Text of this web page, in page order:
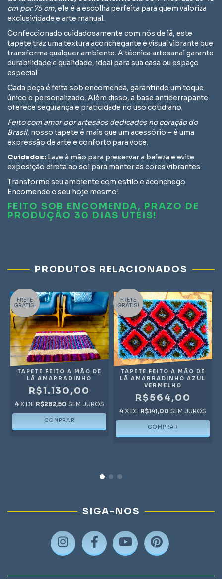
cm por 75 cm, ele é a escolha perfeita para quem valoriza
exclusividade e arte manual.
Confeccionado cuidadosamente com nós de lã, este
tapete traz uma textura aconchegante e visual vibrante que
transforma qualquer ambiente. A técnica artesanal garante
durabilidade e qualidade, ideal para sua casa ou espaço
especial.
Cada peça é feita sob encomenda, garantindo um toque
único e personalizado. Além disso, a base antiderrapante
oferece segurança e praticidade no uso cotidiano.
Feito com amor por artesãos dedicados no coração do
Brasil, nosso tapete é mais que um acessório – é uma
expressão de arte e conforto para você.
Cuidados: Lave à mão para preservar a beleza e evite
exposição direta ao sol para manter as cores vibrantes.
Transforme seu ambiente com estilo e aconchego.
Encomende o seu hoje mesmo!
FEITO SOB ENCOMENDA, PRAZO DE
PRODUÇÃO 30 DIAS UTEIS!
PRODUTOS RELACIONADOS
FRETE
GRÁTIS!
TAPETE FEITO A MÃO DE
LÃ AMARRADINHO
R$1.130,00
4 X DE R$282,50 SEM JUROS
FRETE
GRÁTIS!
TAPETE FEITO A MÃO DE
LÃ AMARRADINHO AZUL
VERMELHO
R$564,00
4 X DE R$141,00 SEM JUROS
SIGA-NOS